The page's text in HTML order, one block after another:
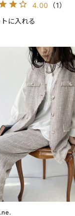
4.00 （1）
に入れる